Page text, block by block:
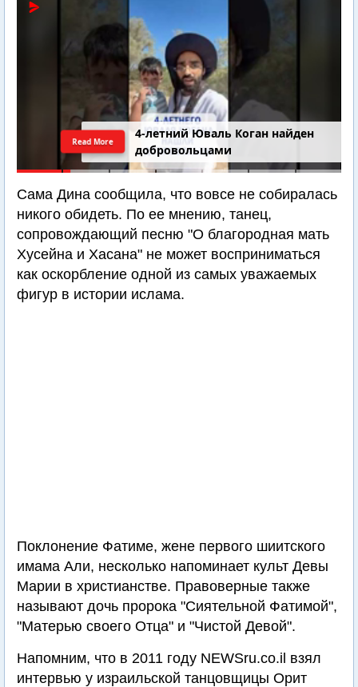
4-летний Юваль Коган найден
добровольцами
Read More
Сама Дина сообщила, что вовсе не собиралась
никого обидеть. По ее мнению, танец,
сопровождающий песню "О благородная мать
Хусейна и Хасана" не может восприниматься
как оскорбление одной из самых уважаемых
фигур в истории ислама.
Поклонение Фатиме, жене первого шиитского
имама Али, несколько напоминает культ Девы
Марии в христианстве. Правоверные также
называют дочь пророка "Сиятельной Фатимой",
"Матерью своего Отца" и "Чистой Девой".
Напомним, что в 2011 году NEWSru.co.il взял
интервью у израильской танцовщицы Орит